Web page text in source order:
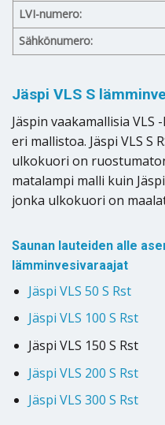
LVI-numero:
Sähkönumero:
Jäspi VLS S
Jäspin vaakamallisia
eri mallistoa. Jäspi VLS S
ulkokuori on
matalampi malli kuin
jonka ulkokuori on
Saunan lauteiden alle
lämminvesivaraajat
Jäspi VLS 50 S Rst
Jäspi VLS 100 S Rst
Jäspi VLS 150 S Rst
Jäspi VLS 200 S Rst
Jäspi VLS 300 S Rst